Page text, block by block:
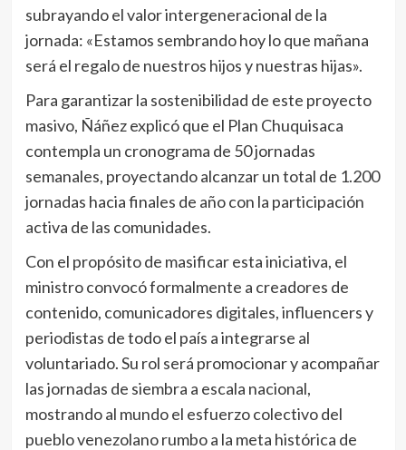
subrayando el valor intergeneracional de la
jornada: «Estamos sembrando hoy lo que mañana
será el regalo de nuestros hijos y nuestras hijas».
Para garantizar la sostenibilidad de este proyecto
masivo, Ñáñez explicó que el Plan Chuquisaca
contempla un cronograma de 50 jornadas
semanales, proyectando alcanzar un total de 1.200
jornadas hacia finales de año con la participación
activa de las comunidades.
Con el propósito de masificar esta iniciativa, el
ministro convocó formalmente a creadores de
contenido, comunicadores digitales, influencers y
periodistas de todo el país a integrarse al
voluntariado. Su rol será promocionar y acompañar
las jornadas de siembra a escala nacional,
mostrando al mundo el esfuerzo colectivo del
pueblo venezolano rumbo a la meta histórica de